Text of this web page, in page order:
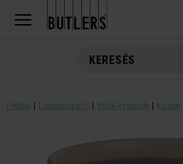
Főoldal Lakásdekoráció Vázák és kaspók Kaspók